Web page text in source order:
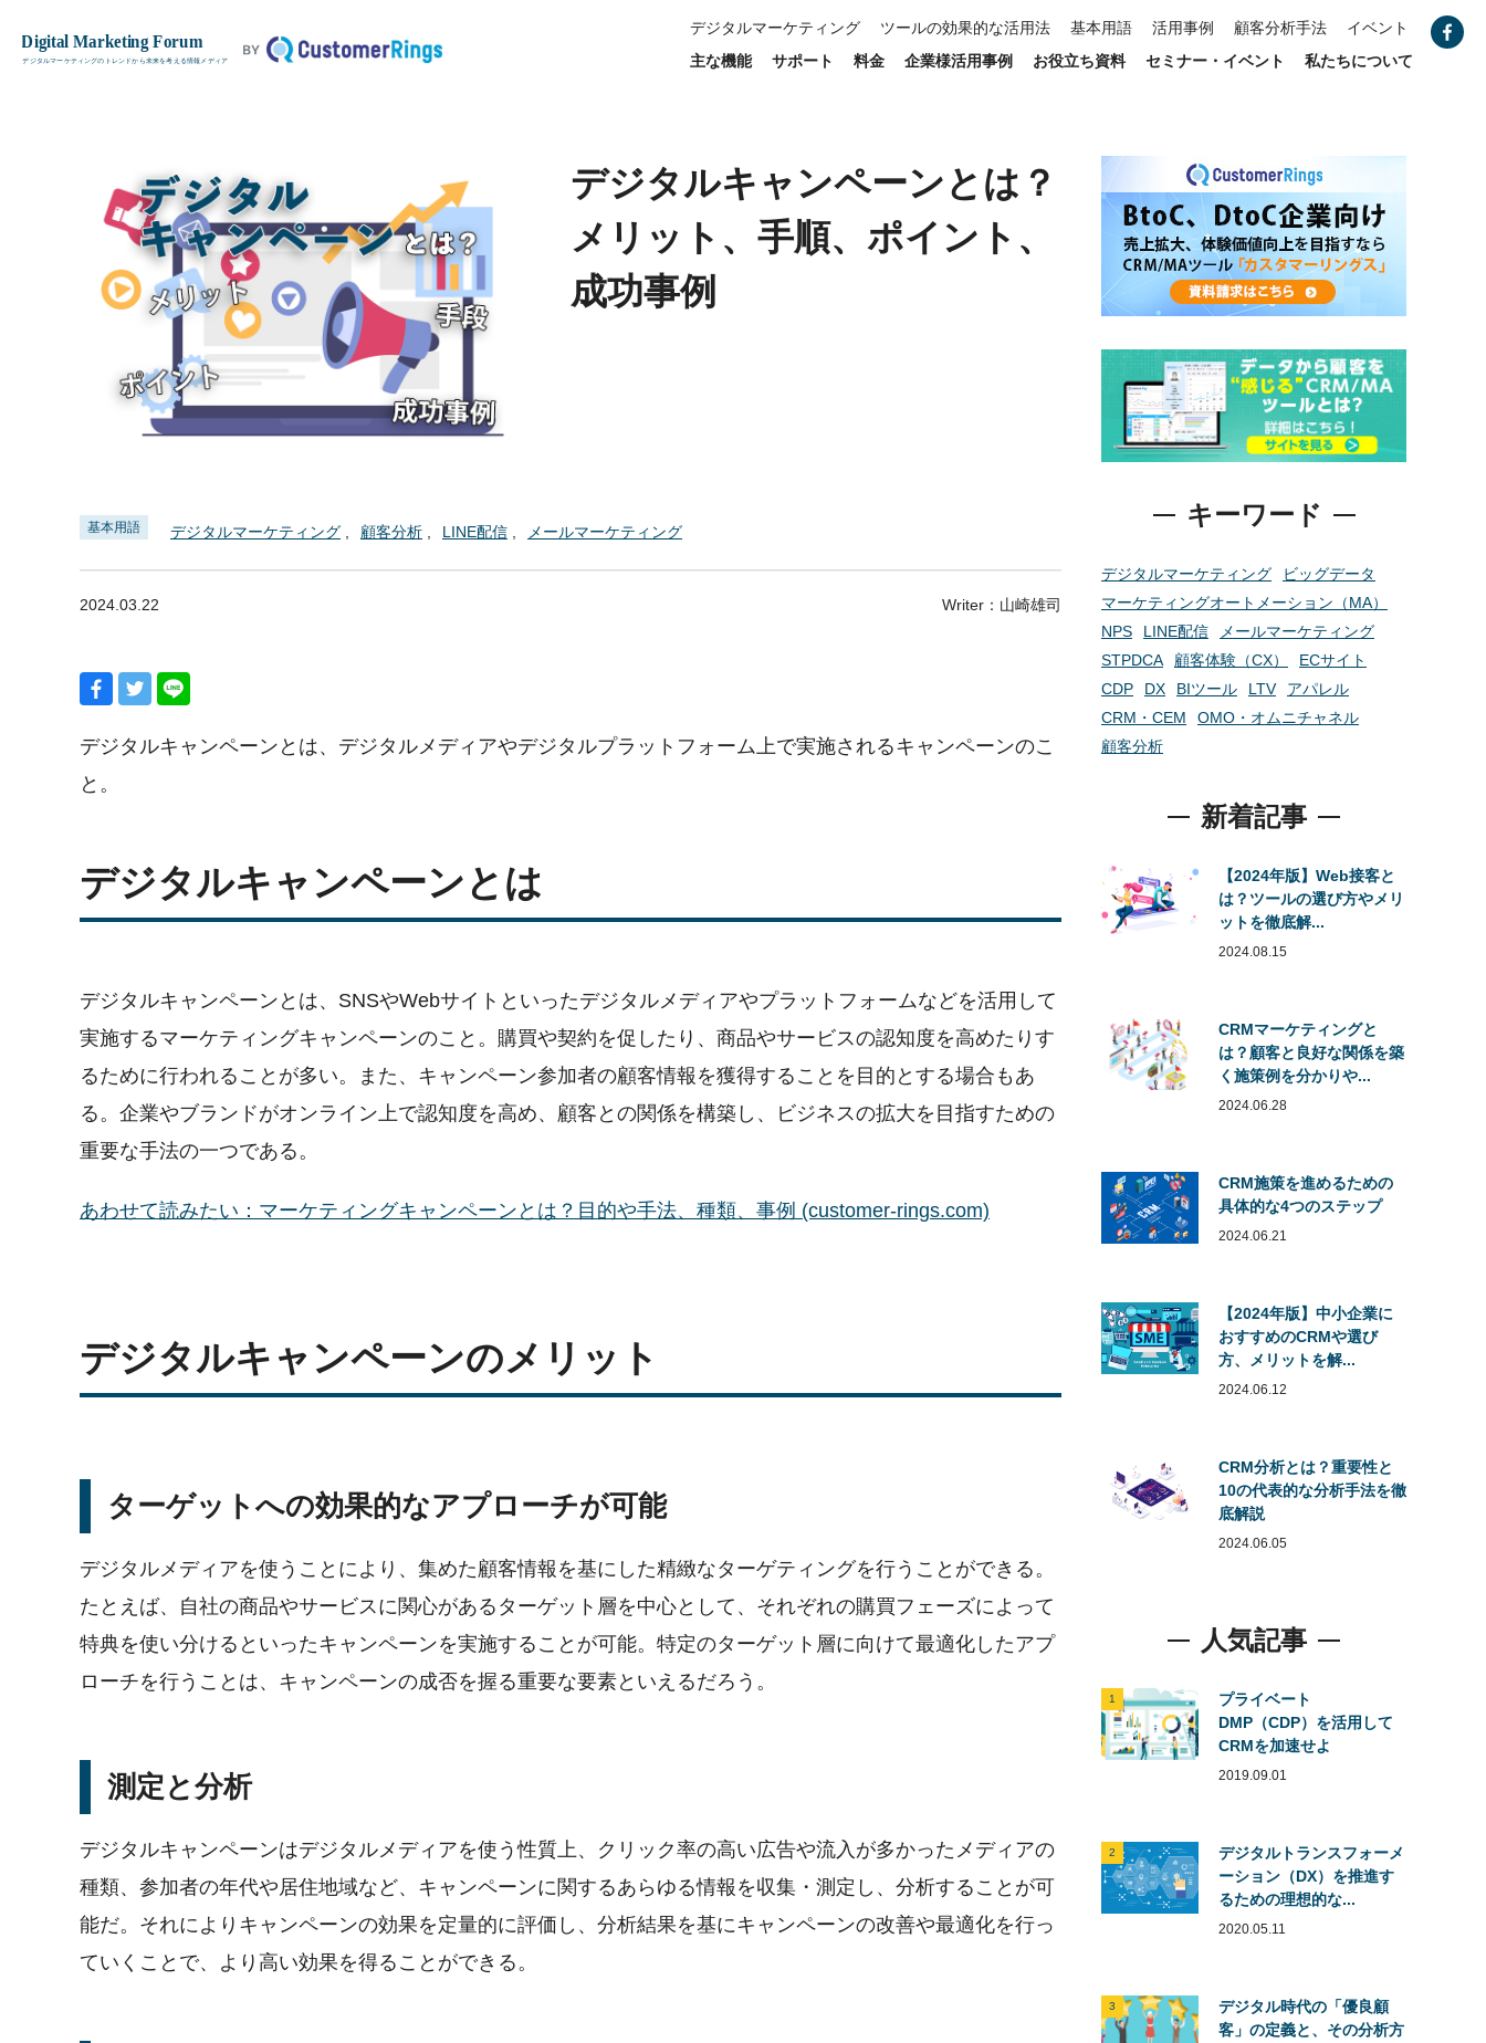
デジタルマーケティング ツールの効果的な活用法 基本用語 活用事例 顧客分析手法
イベント
主な機能
サポート 料金 企業様活用事例 お役立ち資料 セミナー・イベント 私たちについて
TOP 基本用語 デジタルキャンペーンとは？メリット、手順、ポイント、成功事例
デジタルキャンペーンとは？
メリット、手順、ポイント、
成功事例
基本用語 デジタルマーケティング 顧客分析 LINE配信 メールマーケティング
2024.03.22 Writer： 山崎雄司
デジタルキャンペーンとは、デジタルメディアやデジタルプラットフォーム上で実施されるキャンペーンのこ
と。
デジタルキャンペーンとは
デジタルキャンペーンとは、SNSやWebサイトといったデジタルメディアやプラットフォームなどを活用して
実施するマーケティングキャンペーンのこと。購買や契約を促したり、商品やサービスの認知度を高めたりす
るために行われることが多い。また、キャンペーン参加者の顧客情報を獲得することを目的とする場合もあ
る。企業やブランドがオンライン上で認知度を高め、顧客との関係を構築し、ビジネスの拡大を目指すための
重要な手法の一つである。
あわせて読みたい：マーケティングキャンペーンとは？目的や手法、種類、事例 (customer-rings.com)
デジタルキャンペーンのメリット
ターゲットへの効果的なアプローチが可能
デジタルメディアを使うことにより、集めた顧客情報を基にした精緻なターゲティングを行うことができる。
たとえば、自社の商品やサービスに関心があるターゲット層を中心として、それぞれの購買フェーズによって
特典を使い分けるといったキャンペーンを実施することが可能。特定のターゲット層に向けて最適化したアプ
ローチを行うことは、キャンペーンの成否を握る重要な要素といえるだろう。
測定と分析
デジタルキャンペーンはデジタルメディアを使う性質上、クリック率の高い広告や流入が多かったメディアの
種類、参加者の年代や居住地域など、キャンペーンに関するあらゆる情報を収集・測定し、分析することが可
能だ。それによりキャンペーンの効果を定量的に評価し、分析結果を基にキャンペーンの改善や最適化を行っ
ていくことで、より高い効果を得ることができる。
キーワード
デジタルマーケティング
ビッグデータ
マーケティングオートメーション（MA）
NPS
LINE配信
メールマーケティング
STPDCA
顧客体験（CX）
ECサイト
CDP
DX BIツール LTV
アパレル
CRM・CEM
OMO・オムニチャネル
顧客分析
新着記事
【2024年版】Web接客と
は？ツールの選び方やメリ
ットを徹底解...
2024.08.15
CRMマーケティングと
は？顧客と良好な関係を築
く施策例を分かりや...
2024.06.28
CRM施策を進めるための
具体的な4つのステップ
2024.06.21
【2024年版】中小企業に
おすすめのCRMや選び
方、メリットを解...
2024.06.12
CRM分析とは？重要性と
10の代表的な分析手法を徹
底解説
2024.06.05
人気記事
1
プライベート
DMP（CDP）を活用して
CRMを加速せよ
2019.09.01
2
デジタルトランスフォーメ
ーション（DX）を推進す
るための理想的な...
2020.05.11
3
デジタル時代の「優良顧
客」の定義と、その分析方